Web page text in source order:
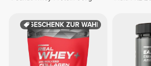
GESCHENK ZUR WAHL